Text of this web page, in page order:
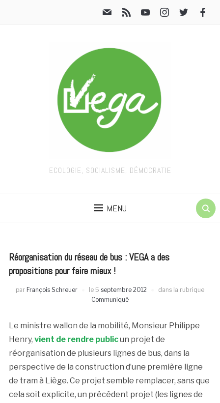
ECOLOGIE, SOCIALISME, DÉMOCRATIE
MENU
Réorganisation du réseau de bus : VEGA a des
propositions pour faire mieux !
par François Schreuer le 5 septembre 2012
dans la rubrique
Communiqué
Le ministre wallon de la mobilité, Monsieur Philippe
Henry, vient de rendre publicun projet de
réorganisation de plusieurs lignes de bus, dans la
perspective de la construction d’une première ligne
de tram à Liège. Ce projet semble remplacer, sans que
cela soit explicite, un précédent projet (les lignes de